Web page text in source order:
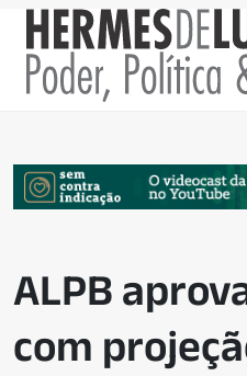
ALPB
com